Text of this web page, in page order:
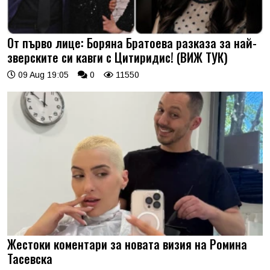
От първо лице: Боряна Братоева разказа за най-
зверските си кавги с Цитиридис! (ВИЖ ТУК)
09 Aug 19:05 0 11550
Жестоки коментари за новата визия на Ромина
Тасевска